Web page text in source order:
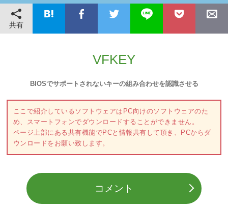
共有
VFKEY
BIOSでサポートされないキーの組み合わせを認識させる
ここで紹介しているソフトウェアはPC向けのソフトウェアのた
め、スマートフォンでダウンロードすることができません。
ページ上部にある共有機能でPCと情報共有して頂き、PCからダ
ウンロードをお願い致します。
コメント